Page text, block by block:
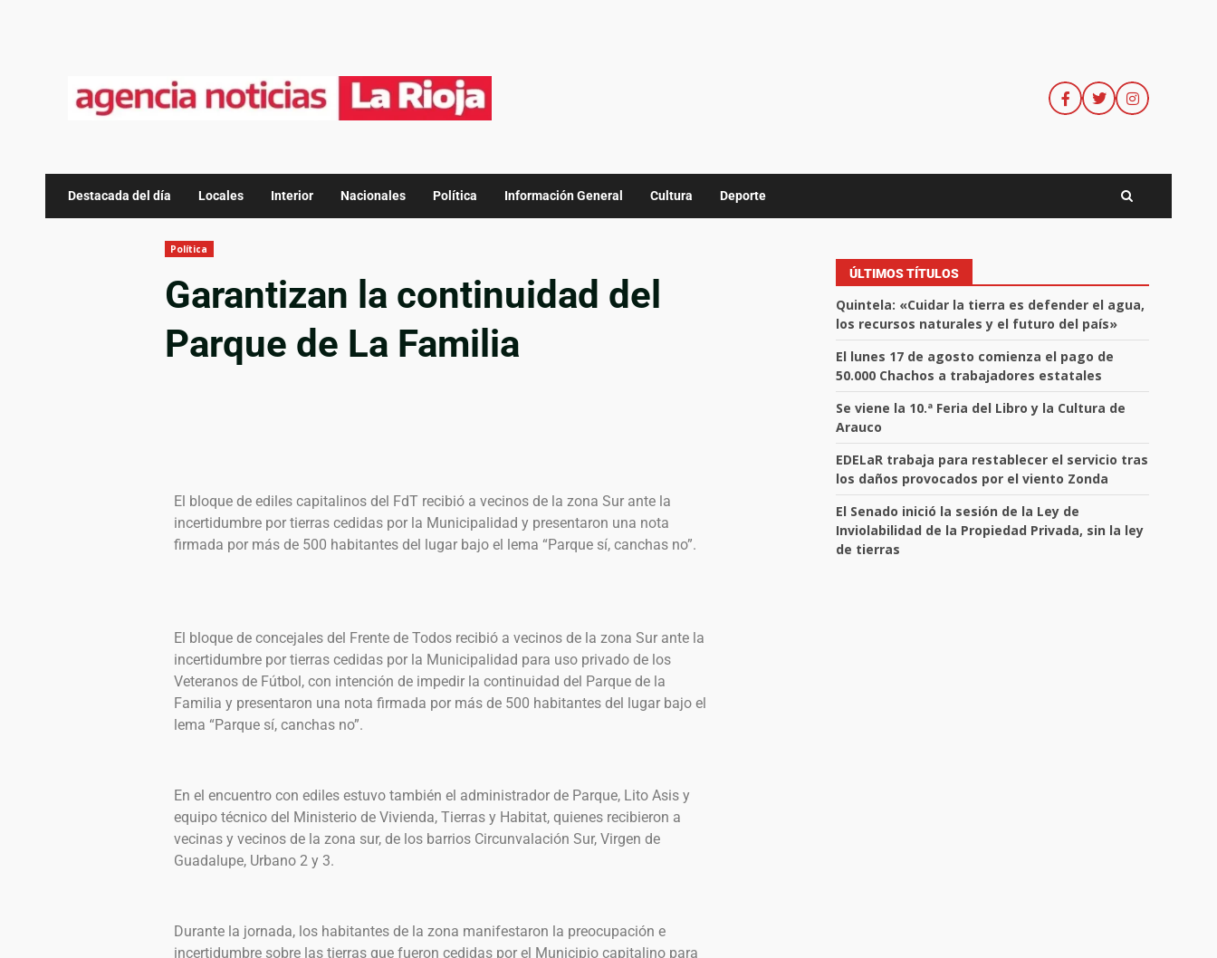
Destacada del día Locales Interior Nacionales Política Información General Cultura Deporte
Política
Garantizan la continuidad del
Parque de La Familia
El bloque de ediles capitalinos del FdT recibió a vecinos de la zona Sur ante la
incertidumbre por tierras cedidas por la Municipalidad y presentaron una nota
firmada por más de 500 habitantes del lugar bajo el lema “Parque sí, canchas no”.
El bloque de concejales del Frente de Todos recibió a vecinos de la zona Sur ante la
incertidumbre por tierras cedidas por la Municipalidad para uso privado de los
Veteranos de Fútbol, con intención de impedir la continuidad del Parque de la
Familia y presentaron una nota firmada por más de 500 habitantes del lugar bajo el
lema “Parque sí, canchas no”.
En el encuentro con ediles estuvo también el administrador de Parque, Lito Asis y
equipo técnico del Ministerio de Vivienda, Tierras y Habitat, quienes recibieron a
vecinas y vecinos de la zona sur, de los barrios Circunvalación Sur, Virgen de
Guadalupe, Urbano 2 y 3.
Durante la jornada, los habitantes de la zona manifestaron la preocupación e
incertidumbre sobre las tierras que fueron cedidas por el Municipio capitalino para
ÚLTIMOS TÍTULOS
Quintela: «Cuidar la tierra es defender el agua,
los recursos naturales y el futuro del país»
El lunes 17 de agosto comienza el pago de
50.000 Chachos a trabajadores estatales
Se viene la 10.ª Feria del Libro y la Cultura de
Arauco
EDELaR trabaja para restablecer el servicio tras
los daños provocados por el viento Zonda
El Senado inició la sesión de la Ley de
Inviolabilidad de la Propiedad Privada, sin la ley
de tierras